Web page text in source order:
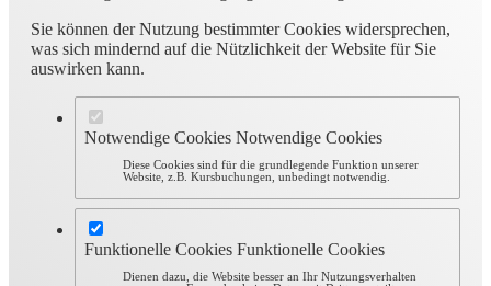
Sie können der Nutzung bestimmter Cookies widersprechen,
was sich mindernd auf die Nützlichkeit der Website für Sie
auswirken kann.
Notwendige Cookies Notwendige Cookies
Diese Cookies sind für die grundlegende Funktion unserer
Website, z.B. Kursbuchungen, unbedingt notwendig.
Funktionelle Cookies Funktionelle Cookies
Dienen dazu, die Website besser an Ihr Nutzungsverhalten